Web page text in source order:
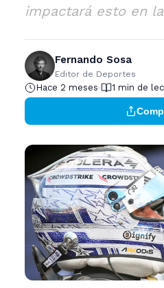
impactará esto en
Fernando Sosa
Editor de Deportes
Hace 2 meses 1 min de